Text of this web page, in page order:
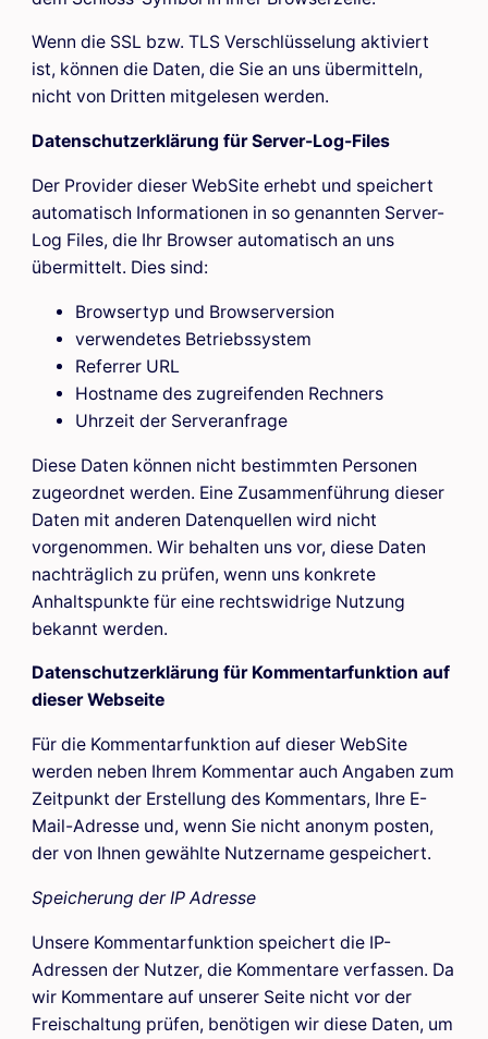
Wenn die SSL bzw. TLS Verschlüsselung aktiviert
ist, können die Daten, die Sie an uns übermitteln,
nicht von Dritten mitgelesen werden.
Datenschutzerklärung für Server-Log-Files
Der Provider dieser WebSite erhebt und speichert
automatisch Informationen in so genannten Server-
Log Files, die Ihr Browser automatisch an uns
übermittelt. Dies sind:
Browsertyp und Browserversion
verwendetes Betriebssystem
Referrer URL
Hostname des zugreifenden Rechners
Uhrzeit der Serveranfrage
Diese Daten können nicht bestimmten Personen
zugeordnet werden. Eine Zusammenführung dieser
Daten mit anderen Datenquellen wird nicht
vorgenommen. Wir behalten uns vor, diese Daten
nachträglich zu prüfen, wenn uns konkrete
Anhaltspunkte für eine rechtswidrige Nutzung
bekannt werden.
Datenschutzerklärung für Kommentarfunktion auf
dieser Webseite
Für die Kommentarfunktion auf dieser WebSite
werden neben Ihrem Kommentar auch Angaben zum
Zeitpunkt der Erstellung des Kommentars, Ihre E-
Mail-Adresse und, wenn Sie nicht anonym posten,
der von Ihnen gewählte Nutzername gespeichert.
Speicherung der IP Adresse
Unsere Kommentarfunktion speichert die IP-
Adressen der Nutzer, die Kommentare verfassen. Da
wir Kommentare auf unserer Seite nicht vor der
Freischaltung prüfen, benötigen wir diese Daten, um